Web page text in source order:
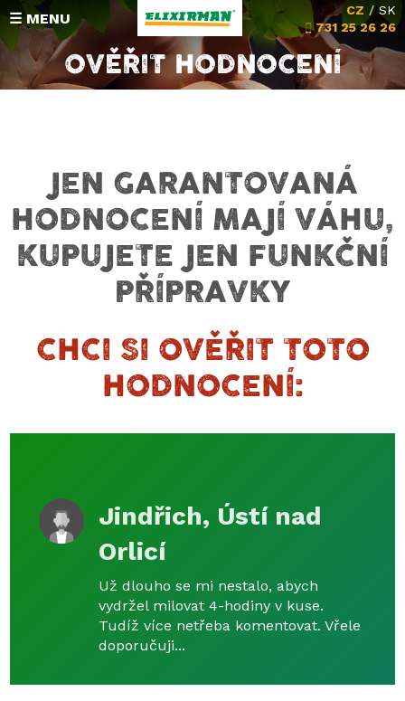
☰ MENU
Michalova poradna
Vrácení peněz
KONTAKT
CZ /SK
731 25 26 26
OVĚŘIT HODNOCENÍ
JEN GARANTOVANÁ
HODNOCENÍ MAJÍ VÁHU,
KUPUJETE JEN FUNKČNÍ
PŘÍPRAVKY
CHCI SI OVĚŘIT TOTO
HODNOCENÍ:
Jindřich, Ústí nad
Orlicí
Už dlouho se mi nestalo, abych
vydržel milovat 4-hodiny v kuse.
Tudíž více netřeba komentovat. Vřele
doporučuji...